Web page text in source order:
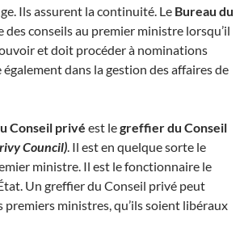
Ils assurent la continuité. Le Bureau du
des conseils au premier ministre lorsqu’il
et doit procéder à nominations
dans la gestion des affaires de
Conseil privé est legreffier du Conseil
Council). Il est en quelque sorte le
ministre. Il est le fonctionnaire le
Un greffier du Conseil privé peut
premiers ministres, qu’ils soient libéraux